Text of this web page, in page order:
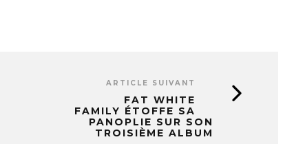
ARTICLE SUIVANT
FAT WHITE
FAMILY ÉTOFFE SA
PANOPLIE SUR SON
TROISIÈME ALBUM